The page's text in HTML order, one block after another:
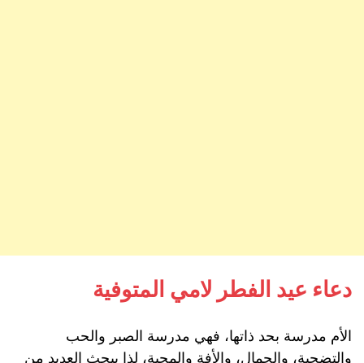
دعاء عيد الفطر لامي المتوفية
الأم مدرسة بحد ذاتها، فهي مدرسة الصبر والحب
والتضحية، والجمال، والأفة والمحبة، لذا يبحث العديد من